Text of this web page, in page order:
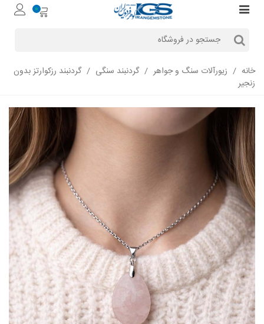
0
خانه / زیورآلات سنگ و جواهر / گردنبند سنگی / گردنبند رزکوارتز بدون
زنجیر